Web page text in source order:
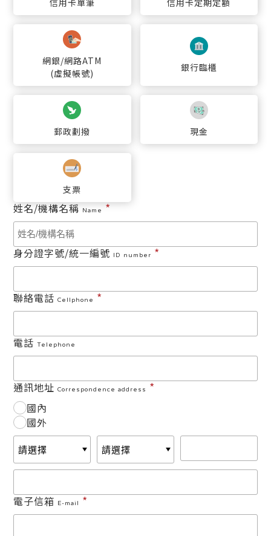
信用卡單筆 信用卡定期定額
網銀/網路ATM
(虛擬帳號)
銀行臨櫃
郵政劃撥 現金
支票
姓名/機構名稱Name *
身分證字號/統一編號 ID number *
聯絡電話Cellphone *
電話Telephone
通訊地址Correspondence address *
國內
國外
電子信箱 E-mail *